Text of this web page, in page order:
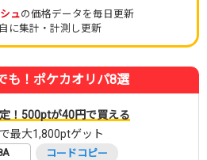
ュの価格データを毎日更新
に集計・計測し更新
も！ポケカオリパ8選
！500ptが40円で買える
最大1,800ptゲット
コードコピー